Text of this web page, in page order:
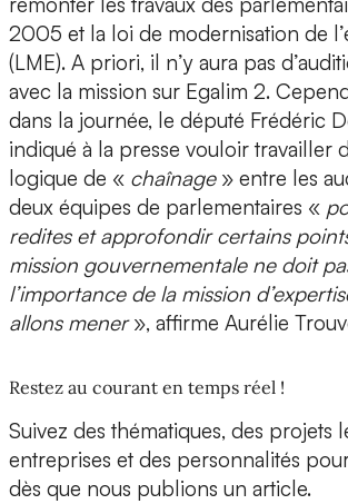
2005 et la loi de modernisation de
(LME). A priori, il n’y aura pas
avec la mission sur Egalim 2.
dans la journée, le député Frédéric
indiqué à la presse vouloir travailler
logique de « chaînage» entre les
deux équipes de parlementaires «
redites et approfondir certains
mission gouvernementale ne doit
l’importance de la mission
allons mener», affirme Aurélie
Restez au courant en temps réel !
Suivez des thématiques, des projets
entreprises et des personnalités
dès que nous publions un article.